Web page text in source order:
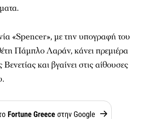
«Spencer», με την υπογραφή του
Πάμπλο Λαράν, κάνει πρεμιέρα
και βγαίνει στις αίθουσες